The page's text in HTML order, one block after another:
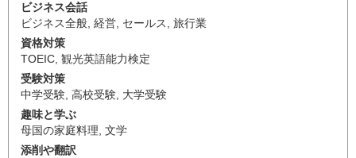
ビジネス会話
ビジネス全般, 経営, セールス, 旅行業
資格対策
TOEIC, 観光英語能力検定
受験対策
中学受験, 高校受験, 大学受験
趣味と学ぶ
母国の家庭料理, 文学
添削や翻訳